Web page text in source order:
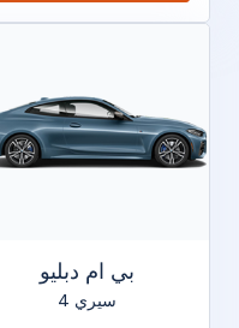
بي ام دبليو
سيري 4